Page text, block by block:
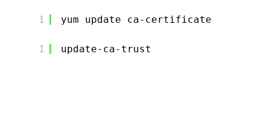
1 yum update ca-certificate
1 update-ca-trust